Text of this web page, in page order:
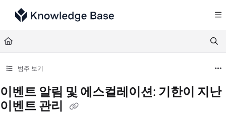
Documentation Index
Fetch the complete documentation index at:
Use this file to discover all available pages before exploring further.
범주 보기
이벤트 알림 및 에스컬레이션: 기한이 지난
이벤트 관리